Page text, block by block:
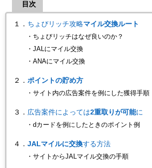
目次
１． ちょびリッチ攻略マイル交換ルート
・ちょびリッチはなぜ良いのか？
・JALにマイル交換
・ANAにマイル交換
２． ポイントの貯め方
・サイト内の広告案件を例にした獲得手順
３． 広告案件によっては2重取りが可能に
・dカードを例にしたときのポイント例
４． JALマイルに交換する方法
・サイトからJALマイル交換の手順